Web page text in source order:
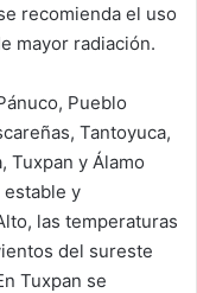
recomienda el uso
mayor radiación.
Pueblo
Tantoyuca,
Tuxpan y Álamo
estable y
las temperaturas
del sureste
Tuxpan se